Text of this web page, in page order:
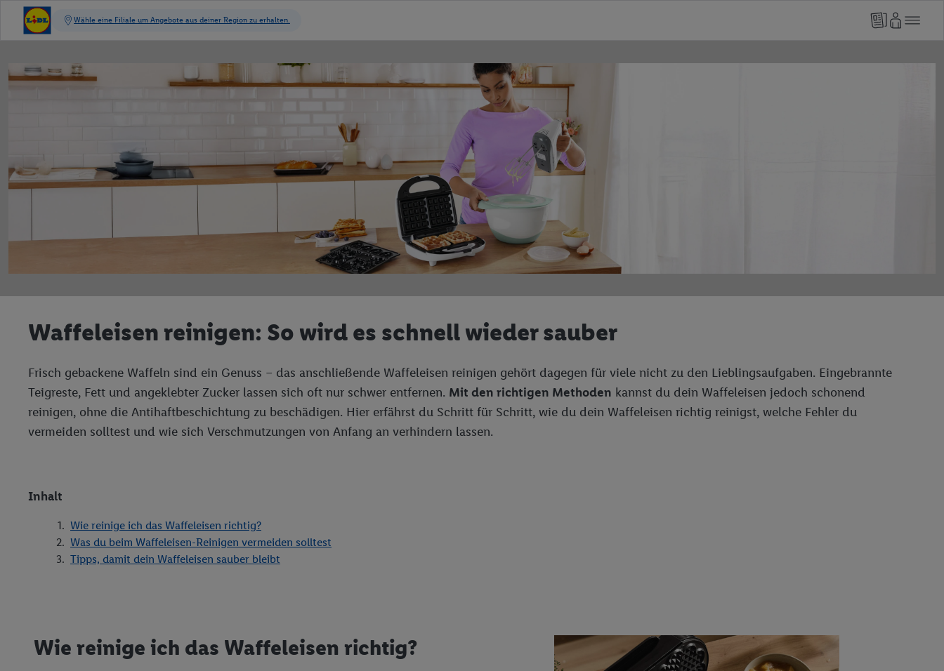
Waffeleisen reinigen: So wird es schnell wieder sauber
Frisch gebackene Waffeln sind ein Genuss – das anschließende Waffeleisen reinigen gehört dagegen für viele nicht zu den Lieblingsaufgaben. Eingebrannte
Teigreste, Fett und angeklebter Zucker lassen sich oft nur schwer entfernen. Mit den richtigen Methoden kannst du dein Waffeleisen jedoch schonend
reinigen, ohne die Antihaftbeschichtung zu beschädigen. Hier erfährst du Schritt für Schritt, wie du dein Waffeleisen richtig reinigst, welche Fehler du
vermeiden solltest und wie sich Verschmutzungen von Anfang an verhindern lassen.
Inhalt
Wie reinige ich das Waffeleisen richtig?
Was du beim Waffeleisen-Reinigen vermeiden solltest
Tipps, damit dein Waffeleisen sauber bleibt
Wie reinige ich das Waffeleisen richtig?